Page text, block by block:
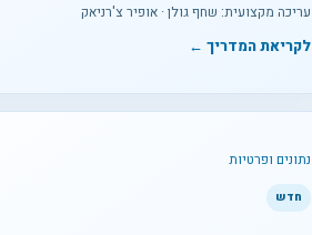
עריכה מקצועית: שחף גולן · אופיר צ'רניאק
לקריאת המדריך ←
נתונים ופרטיות
חדש